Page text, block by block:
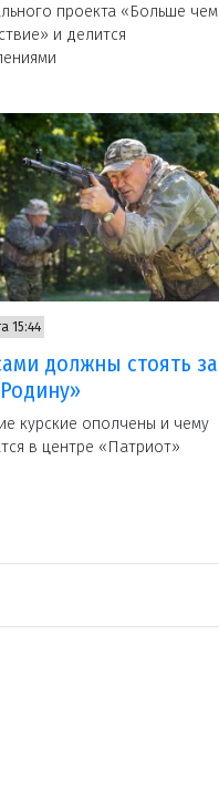
проекта «Больше чем
и делится
15:44
должны стоять за
курские ополчены и чему
в центре «Патриот»